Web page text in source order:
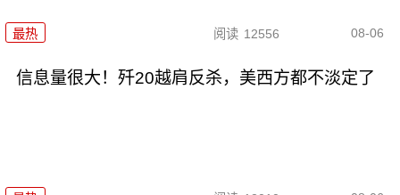
最热 阅读 12556 08-06
信息量很大！歼20越肩反杀，美西方都不淡定了